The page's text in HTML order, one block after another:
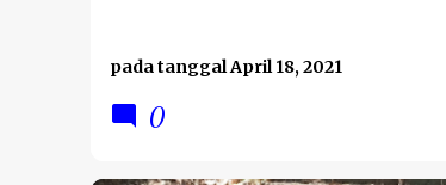
pada tanggalApril 18, 2021
0